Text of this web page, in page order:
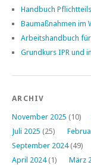
Handbuch
Baumaßnahmen im
Arbeitshandbuch
Grundkurs IPR und
ARCHIV
November 2025 (10)
Juli 2025 (25)
September 2024(49)
April 2024(1) März